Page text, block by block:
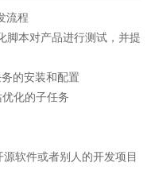
流程
脚本对产品进行测试，并提
的安装和配置
优化的子任务
软件或者别人的开发项目